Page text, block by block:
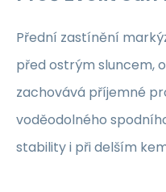
Přední zastínění
před ostrým sluncem,
zachovává příjemné
voděodolného
stability i při delším